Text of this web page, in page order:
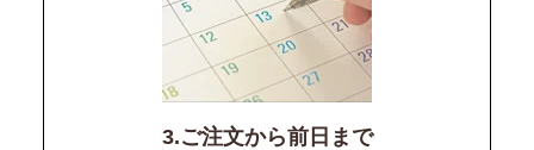
3.ご注文から前日まで